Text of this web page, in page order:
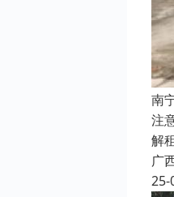
南
注
解
广
25-